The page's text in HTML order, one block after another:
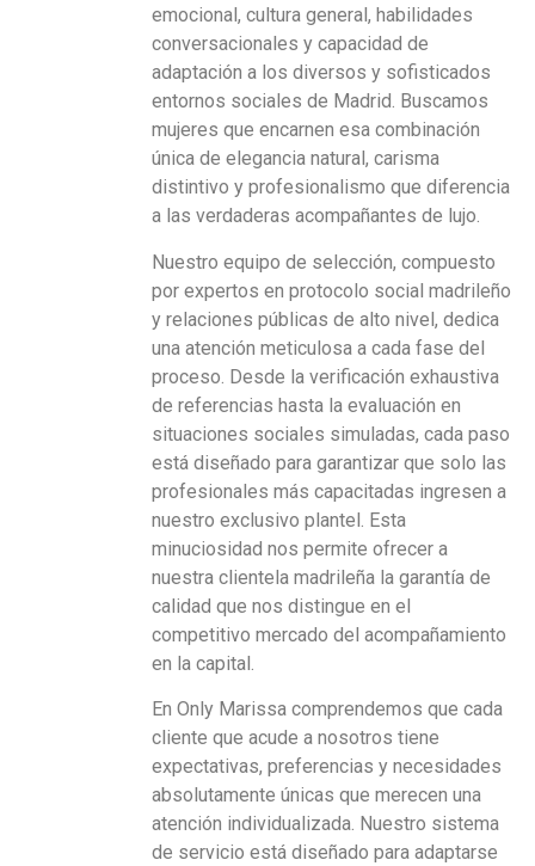
emocional, cultura general, habilidades
conversacionales y capacidad de
adaptación a los diversos y sofisticados
entornos sociales de Madrid. Buscamos
mujeres que encarnen esa combinación
única de elegancia natural, carisma
distintivo y profesionalismo que diferencia
a las verdaderas acompañantes de lujo.
Nuestro equipo de selección, compuesto
por expertos en protocolo social madrileño
y relaciones públicas de alto nivel, dedica
una atención meticulosa a cada fase del
proceso. Desde la verificación exhaustiva
de referencias hasta la evaluación en
situaciones sociales simuladas, cada paso
está diseñado para garantizar que solo las
profesionales más capacitadas ingresen a
nuestro exclusivo plantel. Esta
minuciosidad nos permite ofrecer a
nuestra clientela madrileña la garantía de
calidad que nos distingue en el
competitivo mercado del acompañamiento
en la capital.
En Only Marissa comprendemos que cada
cliente que acude a nosotros tiene
expectativas, preferencias y necesidades
absolutamente únicas que merecen una
atención individualizada. Nuestro sistema
de servicio está diseñado para adaptarse